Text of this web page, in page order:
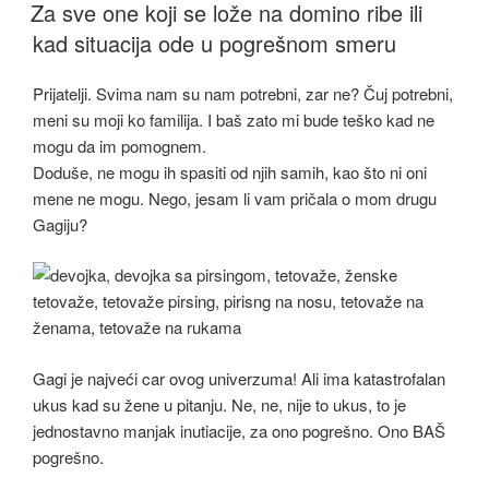
Za sve one koji se lože na domino ribe ili
kad situacija ode u pogrešnom smeru
Prijatelji. Svima nam su nam potrebni, zar ne? Čuj potrebni,
meni su moji ko familija. I baš zato mi bude teško kad ne
mogu da im pomognem.
Doduše, ne mogu ih spasiti od njih samih, kao što ni oni
mene ne mogu. Nego, jesam li vam pričala o mom drugu
Gagiju?
Gagi je najveći car ovog univerzuma! Ali ima katastrofalan
ukus kad su žene u pitanju. Ne, ne, nije to ukus, to je
jednostavno manjak inutiacije, za ono pogrešno. Ono BAŠ
pogrešno.